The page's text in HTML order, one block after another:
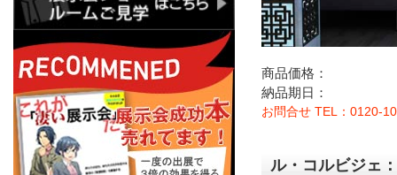
商品価格：
納品期日：
お問合せ TEL：0120-
ル・コルビジェ